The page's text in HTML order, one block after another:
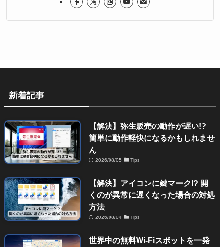
新着記事
【解決】弥生販売の動作が遅い!?
簡単に動作軽快になるかもしれませ
ん
2026/08/05 Tips
【解決】アイコンに鍵マーク!? 開
くのが異常に遅くなった場合の対処
方法
2026/08/04 Tips
世界中の無料Wi-Fiスポットを一発